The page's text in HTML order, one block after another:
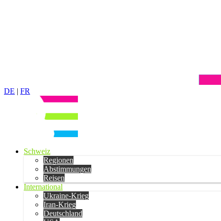
DE | FR
Schweiz
Regionen
Abstimmungen
Reisen
International
Ukraine-Krieg
Iran-Krieg
Deutschland